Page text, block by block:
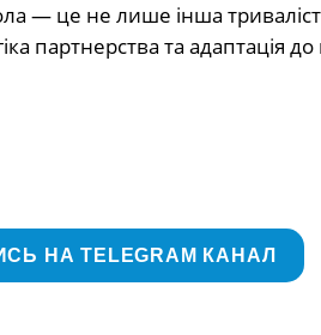
— це не лише інша
партнерства та адаптація до
НА TELEGRAM КАНАЛ